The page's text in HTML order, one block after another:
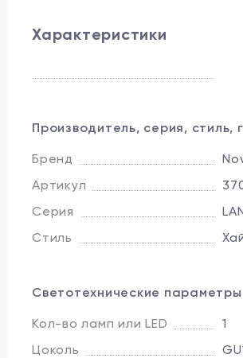
Характеристики
Производитель, серия, стиль,
Бренд
Артикул
Серия
Стиль
Светотехнические параметры
Кол-во ламп или LED
1
Цоколь